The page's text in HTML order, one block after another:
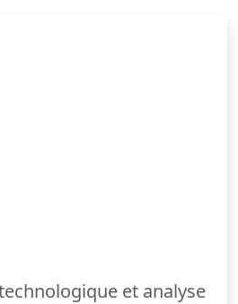
et analyse